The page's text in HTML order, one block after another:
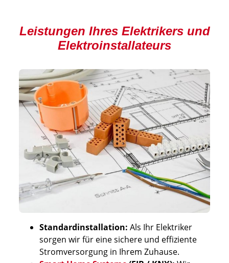
Leistungen Ihres Elektrikers und
Elektroinstallateurs
Standardinstallation: Als Ihr Elektriker
sorgen wir für eine sichere und effiziente
Stromversorgung in Ihrem Zuhause.